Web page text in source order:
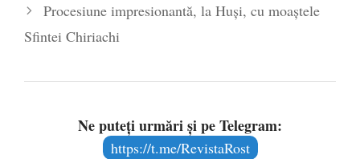
Procesiune impresionantă, la Huși, cu moaștele
Sfintei Chiriachi
Ne puteți urmări și pe Telegram:
https://t.me/RevistaRost